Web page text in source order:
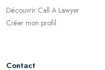
Découvrir Call A Lawyer
Créer mon profil
Contact